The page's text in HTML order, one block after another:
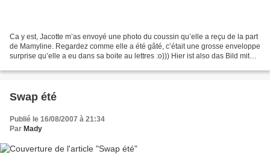
Ca y est, Jacotte m’as envoyé une photo du coussin qu’elle a reçu de la part
de Mamyline. Regardez comme elle a été gâté, c’était une grosse enveloppe
surprise qu’elle a eu dans sa boite au lettres :o))) Hier ist also das Bild mit
Swap été
Publié le 16/08/2007 à 21:34
Par Mady